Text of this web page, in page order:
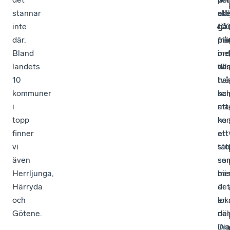
stannar
inte
där.
Bland
landets
10
kommuner
i
topp
finner
vi
även
Herrljunga,
Härryda
och
Götene.
I
att
gå
ord
till
att
ha
ett
det
i
100
två
att
är
en